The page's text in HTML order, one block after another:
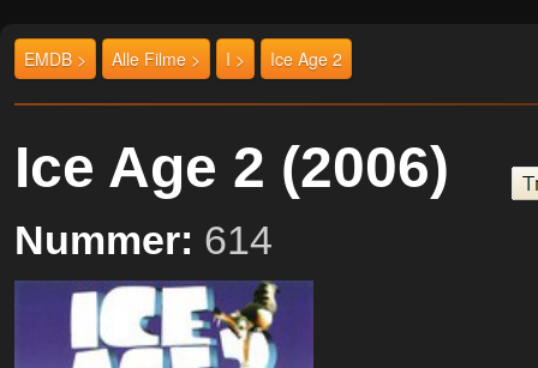
EMDB > Alle Filme > I > Ice Age 2
Ice Age 2 (2006)
Nummer: 614